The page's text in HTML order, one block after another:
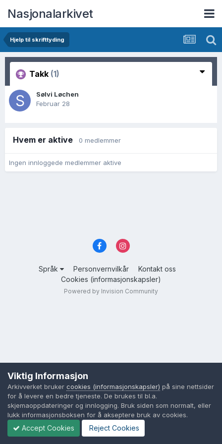
Nasjonalarkivet
Hjelp til skrifttyding
Takk (1)
Sølvi Løchen
Februar 28
Hvem er aktive 0 medlemmer
Ingen innloggede medlemmer aktive
Språk Personvernvilkår
Kontakt oss
Cookies (informasjonskapsler)
Powered by Invision Community
Viktig Informasjon
Arkivverket bruker cookies (informasjonskapsler) på sine nettsider
for å levere en bedre tjeneste. De brukes til bl.a.
skjemaoppdateringer og innlogging. Bruk siden som normalt, eller
lukk informasjonsboksen for å akseptere bruk av cookies.
Accept Cookies Reject Cookies